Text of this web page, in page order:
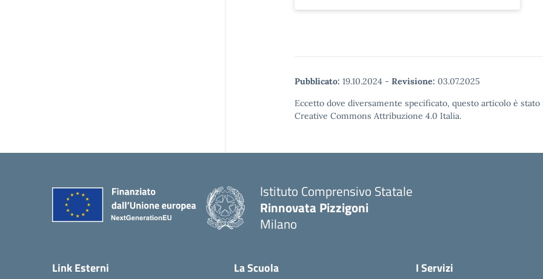
Pubblicato: 19.10.2024 - Revisione: 03.07.2025
Eccetto dove diversamente specificato, questo articolo è
Creative Commons Attribuzione 4.0 Italia.
Istituto Comprensivo Statale
Rinnovata Pizzigoni
Milano
Link Esterni La Scuola I Servizi